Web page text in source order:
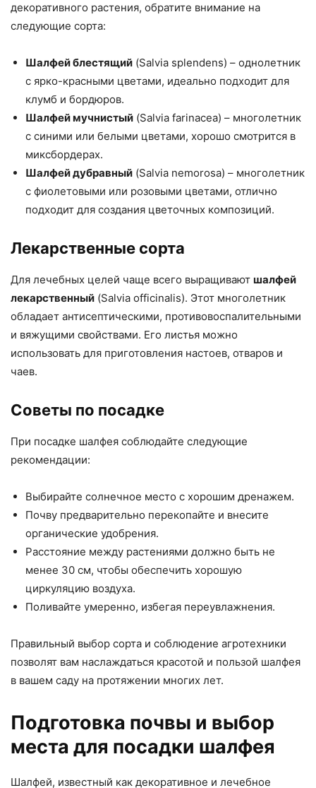
декоративного растения, обратите внимание на
следующие сорта:
Шалфей блестящий (Salvia splendens) – однолетник
с ярко-красными цветами, идеально подходит для
клумб и бордюров.
Шалфей мучнистый (Salvia farinacea) – многолетник
с синими или белыми цветами, хорошо смотрится в
миксбордерах.
Шалфей дубравный (Salvia nemorosa) – многолетник
с фиолетовыми или розовыми цветами, отлично
подходит для создания цветочных композиций.
Лекарственные сорта
Для лечебных целей чаще всего выращивают шалфей
лекарственный (Salvia officinalis). Этот многолетник
обладает антисептическими, противовоспалительными
и вяжущими свойствами. Его листья можно
использовать для приготовления настоев, отваров и
чаев.
Советы по посадке
При посадке шалфея соблюдайте следующие
рекомендации:
Выбирайте солнечное место с хорошим дренажем.
Почву предварительно перекопайте и внесите
органические удобрения.
Расстояние между растениями должно быть не
менее 30 см, чтобы обеспечить хорошую
циркуляцию воздуха.
Поливайте умеренно, избегая переувлажнения.
Правильный выбор сорта и соблюдение агротехники
позволят вам наслаждаться красотой и пользой шалфея
в вашем саду на протяжении многих лет.
Подготовка почвы и выбор
места для посадки шалфея
Шалфей, известный как декоративное и лечебное